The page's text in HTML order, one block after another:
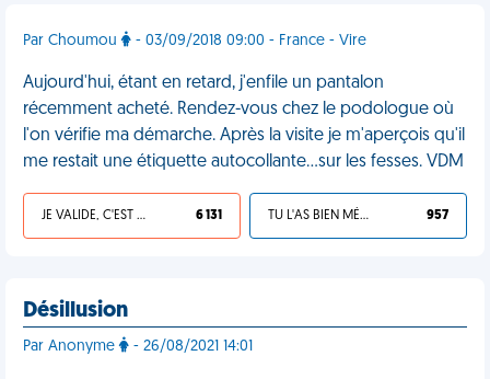
Par Choumou - 03/09/2018 09:00 - France - Vire
Aujourd'hui, étant en retard, j'enfile un pantalon
récemment acheté. Rendez-vous chez le podologue où
l'on vérifie ma démarche. Après la visite je m'aperçois qu'il
me restait une étiquette autocollante...sur les fesses. VDM
JE VALIDE, C'EST UNE VDM 6 131 TU L'AS BIEN MÉRITÉ 957
Désillusion
Par Anonyme - 26/08/2021 14:01